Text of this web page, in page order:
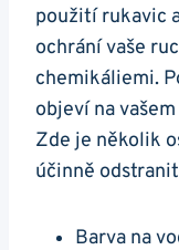
použití rukavic
ochrání vaše
chemikáliemi.
objeví na
Zde je několik
účinně
Barva na